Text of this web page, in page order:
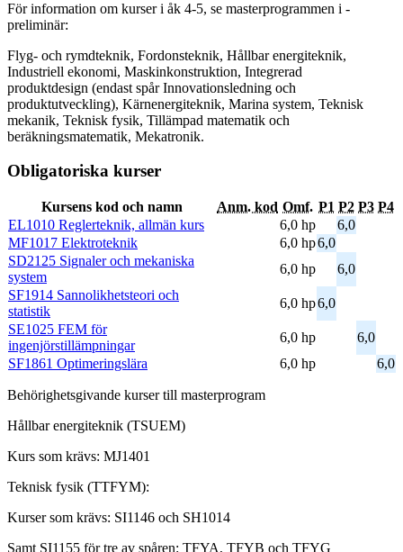
För information om kurser i åk 4-5, se masterprogrammen i -
preliminär:
Flyg- och rymdteknik, Fordonsteknik, Hållbar energiteknik,
Industriell ekonomi, Maskinkonstruktion, Integrerad
produktdesign (endast spår Innovationsledning och
produktutveckling), Kärnenergiteknik, Marina system, Teknisk
mekanik, Teknisk fysik, Tillämpad matematik och
beräkningsmatematik, Mekatronik.
Obligatoriska kurser
Kursens kod och namn Anm. kod Omf. P1 P2 P3 P4
EL1010 Reglerteknik, allmän kurs
6,0 hp
6,0
MF1017 Elektroteknik
6,0 hp6,0
SD2125 Signaler och mekaniska
system
6,0 hp
6,0
SF1914 Sannolikhetsteori och
statistik
6,0 hp6,0
SE1025 FEM för
ingenjörstillämpningar
6,0 hp
6,0
SF1861 Optimeringslära
6,0 hp 6,0
Behörighetsgivande kurser till masterprogram
Hållbar energiteknik (TSUEM)
Kurs som krävs: MJ1401
Teknisk fysik (TTFYM):
Kurser som krävs: SI1146 och SH1014
Samt SI1155 för tre av spåren: TFYA, TFYB och TFYG